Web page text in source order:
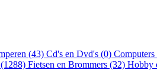
(43) Cd's en Dvd's (0)
Fietsen en Brommers (32) Hobby